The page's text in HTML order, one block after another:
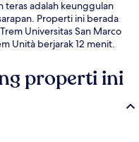
teras adalah keunggulan
Properti ini berada
Universitas San Marco
Unità berjarak 12 menit.
properti ini